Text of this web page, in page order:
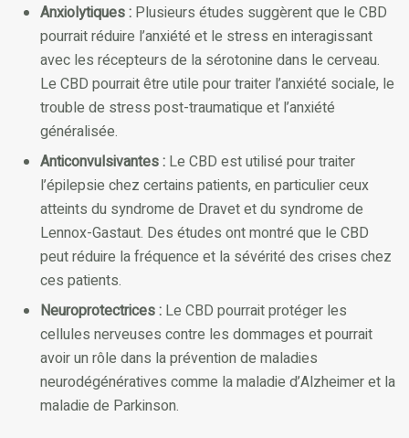
Anxiolytiques : Plusieurs études suggèrent que le CBD
pourrait réduire l’anxiété et le stress en interagissant
avec les récepteurs de la sérotonine dans le cerveau.
Le CBD pourrait être utile pour traiter l’anxiété sociale, le
trouble de stress post-traumatique et l’anxiété
généralisée.
Anticonvulsivantes : Le CBD est utilisé pour traiter
l’épilepsie chez certains patients, en particulier ceux
atteints du syndrome de Dravet et du syndrome de
Lennox-Gastaut. Des études ont montré que le CBD
peut réduire la fréquence et la sévérité des crises chez
ces patients.
Neuroprotectrices : Le CBD pourrait protéger les
cellules nerveuses contre les dommages et pourrait
avoir un rôle dans la prévention de maladies
neurodégénératives comme la maladie d’Alzheimer et la
maladie de Parkinson.